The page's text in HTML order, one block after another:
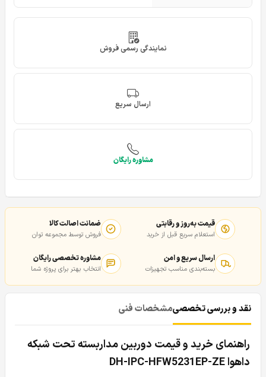
نمایندگی رسمی فروش
ارسال سریع
مشاوره رایگان
قیمت به‌روز و رقابتی
استعلام سریع قبل از خرید
ضمانت اصالت کالا
فروش توسط مجموعه توان
ارسال سریع و امن
بسته‌بندی مناسب تجهیزات
مشاوره تخصصی رایگان
انتخاب بهتر برای پروژه شما
نقد و بررسی تخصصیمشخصات فنی
راهنمای خرید و قیمت دوربین مداربسته تحت شبکه
داهوا DH-IPC-HFW5231EP-ZE